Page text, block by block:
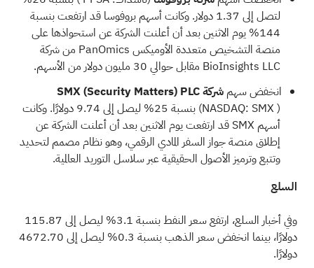
لتصل إلى 1.37 دولار. وكانت أسهم بروفوسا قد ارتفعت بنسبة
144% يوم الاثنين بعد أن أعلنت الشركة عن استحواذها على
منصة التشخيص متعددة الأوميكس PanOmics من شركة
BioInsights LLC مقابل حوالي 30 مليون دولار من الأسهم.
انخفض سهم شركة SMX (Security Matters) PLC
(NASDAQ: SMX
) بنسبة 25% ليصل إلى 9.74 دولارًا. وكانت
أسهم SMX قد ارتفعت يوم الاثنين بعد أن أعلنت الشركة عن
إطلاق منصة جواز السفر المادي الرقمي، وهو نظام مصمم لتحديد
وتتبع وترميز الأصول الحقيقية عبر سلاسل التوريد العالمية.
السلع
وفي أخبار السلع، ارتفع سعر النفط بنسبة 3.1% ليصل إلى 115.87
دولارًا، بينما انخفض سعر الذهب بنسبة 0.3% ليصل إلى 4672.70
دولارًا.